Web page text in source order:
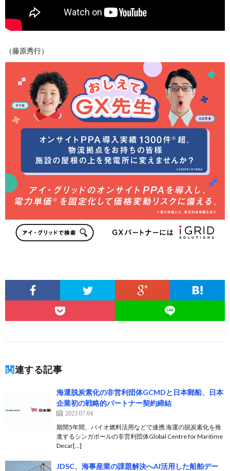
（藤原秀行）
関連する記事
海運脱炭素化の非営利団体GCMDと日本郵船、日本
企業初の戦略的パートナー契約締結
2023.07.04
期間5年間、バイオ燃料活用などで連携 海運の脱炭素化を推
進するシンガポールの非営利団体Global Centre for Maritime
Decar[…]
JDSC、海事産業の課題解決へAI活用した船舶デー